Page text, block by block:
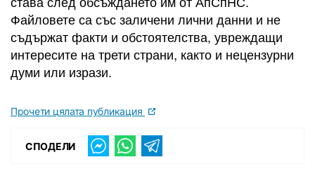
Файловете са със заличени лични данни и не
съдържат факти и обстоятелства, увреждащи
интересите на трети страни, както и нецензурни
думи или изрази.
Прочети цялата публикация
СПОДЕЛИ